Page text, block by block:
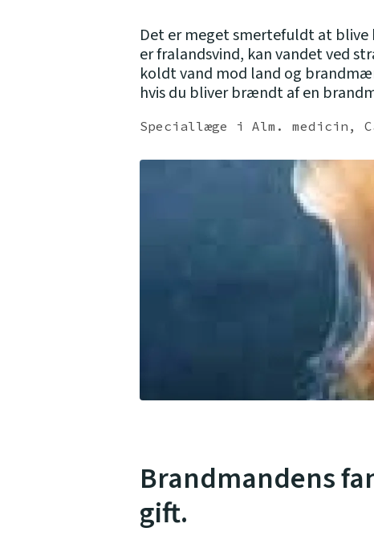
Det er meget smertefuldt at
er fralandsvind, kan vandet ved
koldt vand mod land og
hvis du bliver brændt af en
Speciallæge i Alm. medicin,
Brandmandens
gift.